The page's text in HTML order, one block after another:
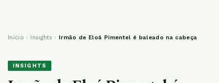
Início › Insights › Irmão de Eloá Pimentel é baleado na cabeça
INSIGHTS